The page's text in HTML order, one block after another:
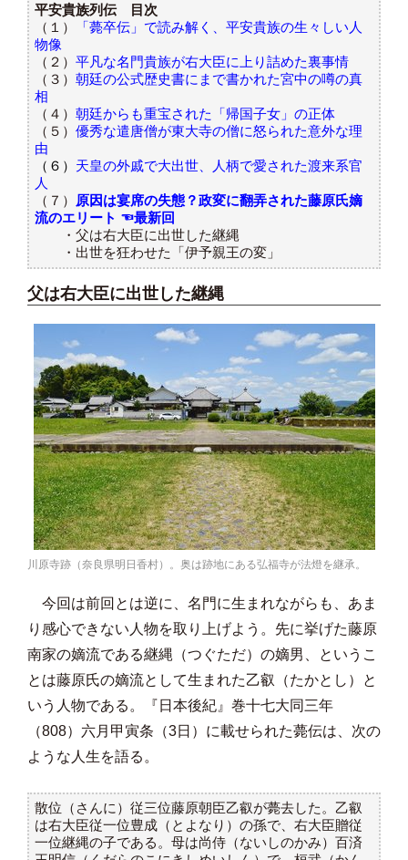
平安貴族列伝 目次
（１）
「薨卒伝」で読み解く、平安貴族の生々しい人
物像
​（２） 平凡な名門貴族が右大臣に上り詰めた裏事情
​（３） 朝廷の公式歴史書にまで書かれた宮中の噂の真
相
​（４） 朝廷からも重宝された「帰国子女」の正体
（５） 優秀な遣唐僧が東大寺の僧に怒られた意外な理
由
（６） 天皇の外戚で大出世、人柄で愛された渡来系官
人
（７）
原因は宴席の失態？政変に翻弄された藤原氏嫡
流のエリート ☜最新回
・父は右大臣に出世した継縄
・出世を狂わせた「伊予親王の変」
父は右大臣に出世した継縄
川原寺跡（奈良県明日香村）。奥は跡地にある弘福寺が法燈を継承。
今回は前回とは逆に、名門に生まれながらも、あま
り感心できない人物を取り上げよう。先に挙げた藤原
南家の嫡流である継縄（つぐただ）の嫡男、というこ
とは藤原氏の嫡流として生まれた乙叡（たかとし）と
いう人物である。『日本後紀』巻十七大同三年
（808）六月甲寅条（3日）に載せられた薨伝は、次の
ような人生を語る。
散位（さんに）従三位藤原朝臣乙叡が薨去した。乙叡
は右大臣従一位豊成（とよなり）の孫で、右大臣贈従
一位継縄の子である。母は尚侍（ないしのかみ）百済